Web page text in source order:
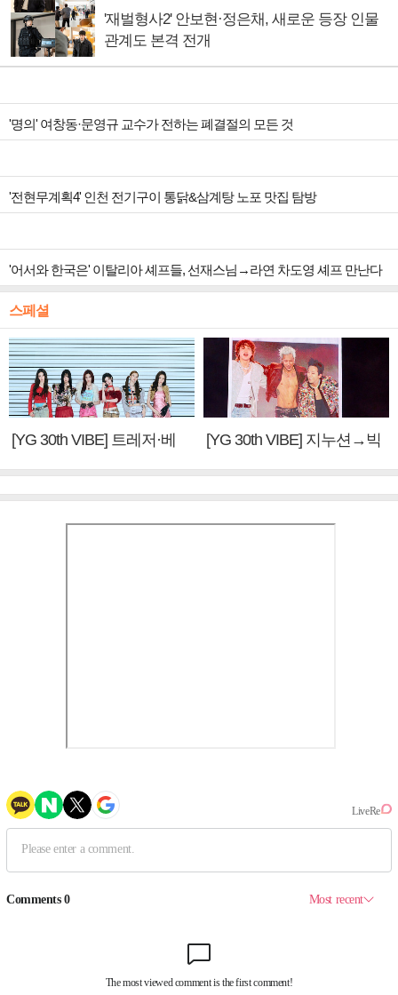
'재벌형사2' 안보현·정은채, 새로운 등장 인물
관계도 본격 전개
'명의' 여창동·문영규 교수가 전하는 폐결절의 모든 것
'전현무계획4' 인천 전기구이 통닭&삼계탕 노포 맛집 탐방
'어서와 한국은' 이탈리아 셰프들, 선재스님→라연 차도영 셰프 만난다
스페셜
[YG 30th VIBE] 트레저·베
[YG 30th VIBE] 지누션→빅